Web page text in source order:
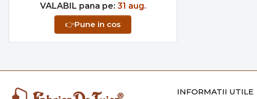
VALABIL pana pe: 31 aug.
👉Pune in cos
INFORMATII UTILE